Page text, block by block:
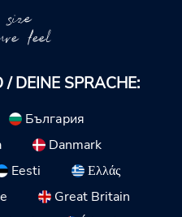
feel
DEINE SPRACHE:
България
Danmark
Eesti
Ελλάς
Great Britain